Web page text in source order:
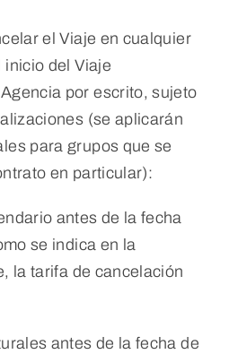
el Viaje en cualquier
inicio del Viaje
por escrito, sujeto
(se aplicarán
para grupos que se
en particular):
antes de la fecha
se indica en la
la tarifa de cancelación
antes de la fecha de